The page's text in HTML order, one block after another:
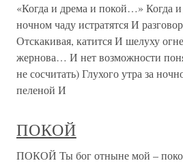
«Когда и дрема и покой…» Когда
ночном чаду истратятся И
Отскакивая, катится И шелуху
жернова… И нет возможности
не сосчитать) Глухого утра за
пеленой И
ПОКОЙ
ПОКОЙ Ты бог отныне мой –